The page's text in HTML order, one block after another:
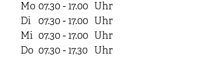
Mo 07.30 - 17.00 Uhr
Di
07.30 - 17.00 Uhr
Mi 07.30 - 17.00 Uhr
Do 07.30 - 17.30 Uhr